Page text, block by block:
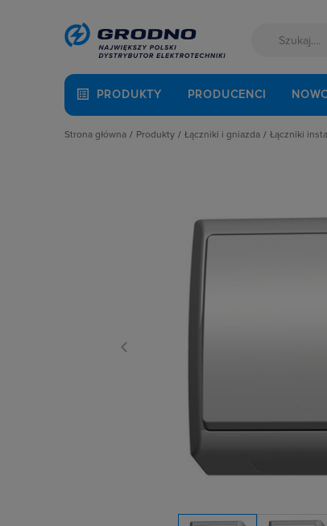
PRODUKTY PRODUCENCI
Strona główna
Produkty
Łączniki i gniazda
Narzędzia i mierniki
Ochrona odgromowa
Odzież ochronna i BHP
Osprzęt siłowy, przenośny
Łączniki i gniazda
Ściemniacze
Słupki i kolumny zasilające
Łączniki
Radia i